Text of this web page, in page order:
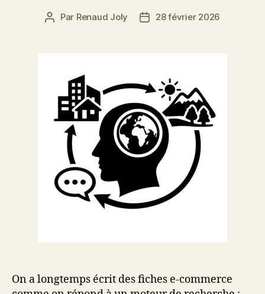
Auteur
Par Renaud Joly
Date28 février 2026
On a longtemps écrit des fiches e-commerce